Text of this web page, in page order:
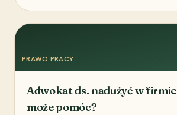
PRAWO PRACY
Adwokat ds. nadużyć w
może pomóc?